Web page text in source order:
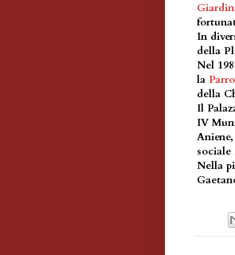
In
della
Nel
la
della
Il
IV
sociale
Nella